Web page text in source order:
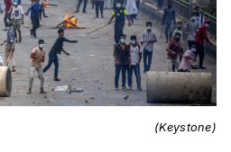
(Keystone)